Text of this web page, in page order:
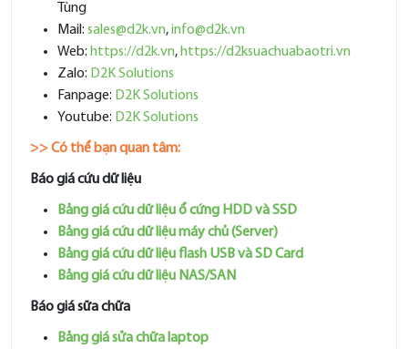
Tùng
Mail: sales@d2k.vn,info@d2k.vn
Web: https://d2k.vn,https://d2ksuachuabaotri.vn
Zalo: D2K Solutions
Fanpage: D2K Solutions
Youtube: D2K Solutions
>> Có thể bạn quan tâm:
Báo giá cứu dữ liệu
Bảng giá cứu dữ liệu ổ cứng HDD và SSD
Bảng giá cứu dữ liệu máy chủ (Server)
Bảng giá cứu dữ liệu flash USB và SD Card
Bảng giá cứu dữ liệu NAS/SAN
Báo giá sữa chữa
Bảng giá sửa chữa laptop